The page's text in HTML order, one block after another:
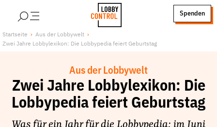
StartSeite
Spenden
Über uns
Finanzierung
Jobs
Publikationen und Material
Startseite
Aus der Lobbywelt
Zwei Jahre Lobbylexikon: Die Lobbypedia feiert Geburtstag
Aus der Lobbywelt
Zwei Jahre Lobbylexikon: Die
Lobbypedia feiert Geburtstag